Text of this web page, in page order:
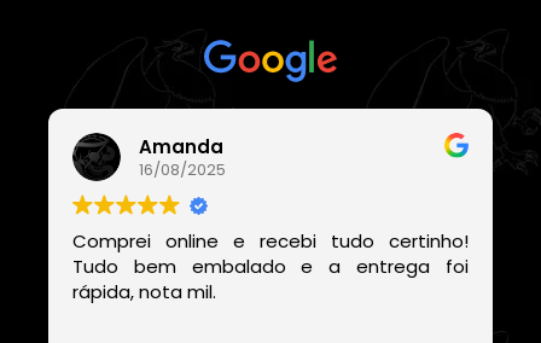
Amanda
16/08/2025
Comprei online e recebi tudo certinho!
Tudo bem embalado e a entrega foi
rápida, nota mil.